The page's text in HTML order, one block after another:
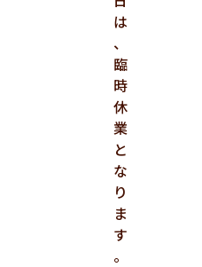
は
、
臨
時
休
業
と
な
り
ま
す
。